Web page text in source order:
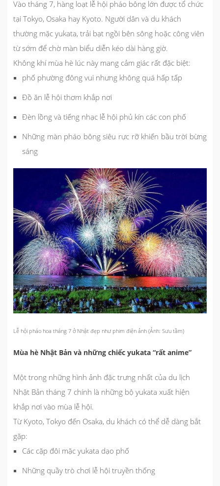
Vào tháng 7, hàng loạt lễ hội pháo bông lớn được tổ chức
tại Tokyo, Osaka hay Kyoto. Người dân và du khách
thường mặc yukata, trải bạt ngồi bên sông hoặc công viên
từ sớm để chờ màn biểu diễn kéo dài hàng giờ.
Không khí mùa hè lúc này mang cảm giác rất đặc biệt:
phố phường đông vui nhưng không quá hấp tấp
Đồ ăn lễ hội thơm khắp nơi
Đèn lồng và tiếng nhạc lễ hội phủ kín các con phố
Những màn pháo bông siêu rực rỡ khiến bầu trời bừng
sáng
Lễ hội pháo hoa tháng 7 ở Nhật đẹp như phim điện ảnh (Ảnh: Sưu tầm)
Mùa hè Nhật Bản và những chiếc yukata “rất anime”
Một trong những hình ảnh đặc trưng nhất của du lịch
Nhật Bản tháng 7 chính là những bộ yukata xuất hiện
khắp nơi vào mùa lễ hội.
Từ Kyoto, Tokyo đến Osaka, du khách có thể dễ dàng bắt
gặp:
Các cặp đôi mặc yukata dạo phố
Những quầy trò chơi lễ hội truyền thống